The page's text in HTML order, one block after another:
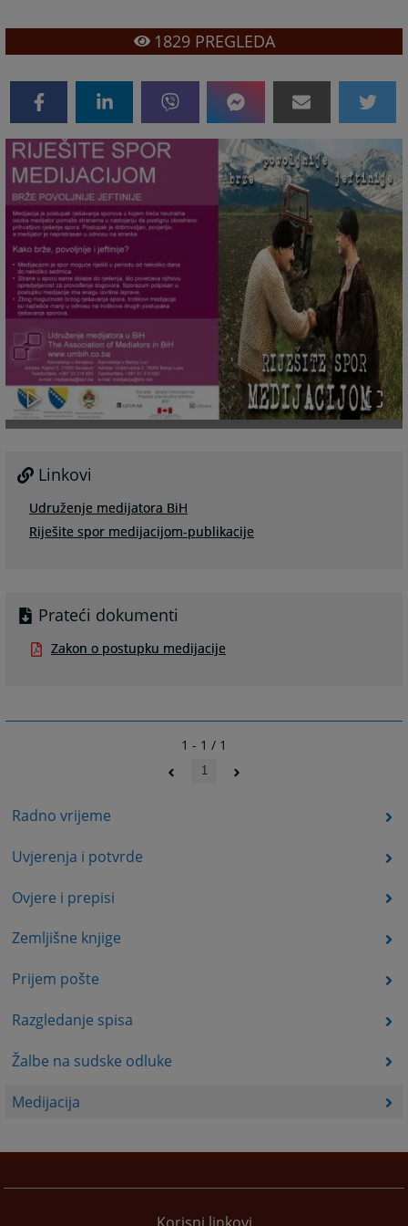
Radno vrijeme
Uvjerenja i potvrde
Ovjere i prepisi
Zemljišne knjige
Prijem pošte
Razgledanje spisa
Žalbe na sudske odluke
Medijacija
1829PREGLEDA
Linkovi
Udruženje medijatora BiH
Riješite spor medijacijom-publikacije
Prateći dokumenti
Zakon o postupku medijacije
1 - 1 / 1
1